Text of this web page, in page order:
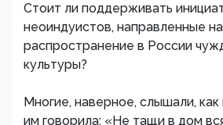
Стоит ли поддерживать
неоиндуистов, направленные на
распространение в России
культуры?
Многие, наверное, слышали,
им говорила: «Не тащи в дом